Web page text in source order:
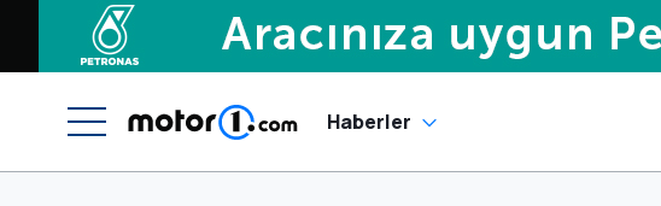
Haberler